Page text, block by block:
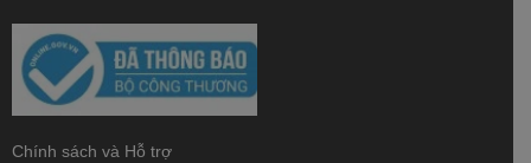
Chính sách và Hỗ trợ